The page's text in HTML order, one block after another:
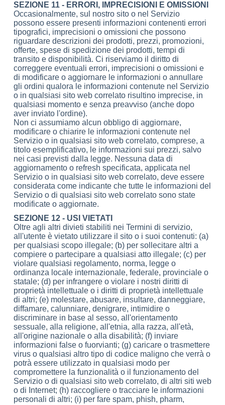
SEZIONE 11 - ERRORI, IMPRECISIONI E OMISSIONI
Occasionalmente, sul nostro sito o nel Servizio
possono essere presenti informazioni contenenti errori
tipografici, imprecisioni o omissioni che possono
riguardare descrizioni dei prodotti, prezzi, promozioni,
offerte, spese di spedizione dei prodotti, tempi di
transito e disponibilità. Ci riserviamo il diritto di
correggere eventuali errori, imprecisioni o omissioni e
di modificare o aggiornare le informazioni o annullare
gli ordini qualora le informazioni contenute nel Servizio
o in qualsiasi sito web correlato risultino imprecise, in
qualsiasi momento e senza preavviso (anche dopo
aver inviato l'ordine).
Non ci assumiamo alcun obbligo di aggiornare,
modificare o chiarire le informazioni contenute nel
Servizio o in qualsiasi sito web correlato, comprese, a
titolo esemplificativo, le informazioni sui prezzi, salvo
nei casi previsti dalla legge. Nessuna data di
aggiornamento o refresh specificata, applicata nel
Servizio o in qualsiasi sito web correlato, deve essere
considerata come indicante che tutte le informazioni del
Servizio o di qualsiasi sito web correlato sono state
modificate o aggiornate.
SEZIONE 12 - USI VIETATI
Oltre agli altri divieti stabiliti nei Termini di servizio,
all'utente è vietato utilizzare il sito o i suoi contenuti: (a)
per qualsiasi scopo illegale; (b) per sollecitare altri a
compiere o partecipare a qualsiasi atto illegale; (c) per
violare qualsiasi regolamento, norma, legge o
ordinanza locale internazionale, federale, provinciale o
statale; (d) per infrangere o violare i nostri diritti di
proprietà intellettuale o i diritti di proprietà intellettuale
di altri; (e) molestare, abusare, insultare, danneggiare,
diffamare, calunniare, denigrare, intimidire o
discriminare in base al sesso, all'orientamento
sessuale, alla religione, all'etnia, alla razza, all'età,
all'origine nazionale o alla disabilità; (f) inviare
informazioni false o fuorvianti; (g) caricare o trasmettere
virus o qualsiasi altro tipo di codice maligno che verrà o
potrà essere utilizzato in qualsiasi modo per
compromettere la funzionalità o il funzionamento del
Servizio o di qualsiasi sito web correlato, di altri siti web
o di Internet; (h) raccogliere o tracciare le informazioni
personali di altri; (i) per fare spam, phish, pharm,